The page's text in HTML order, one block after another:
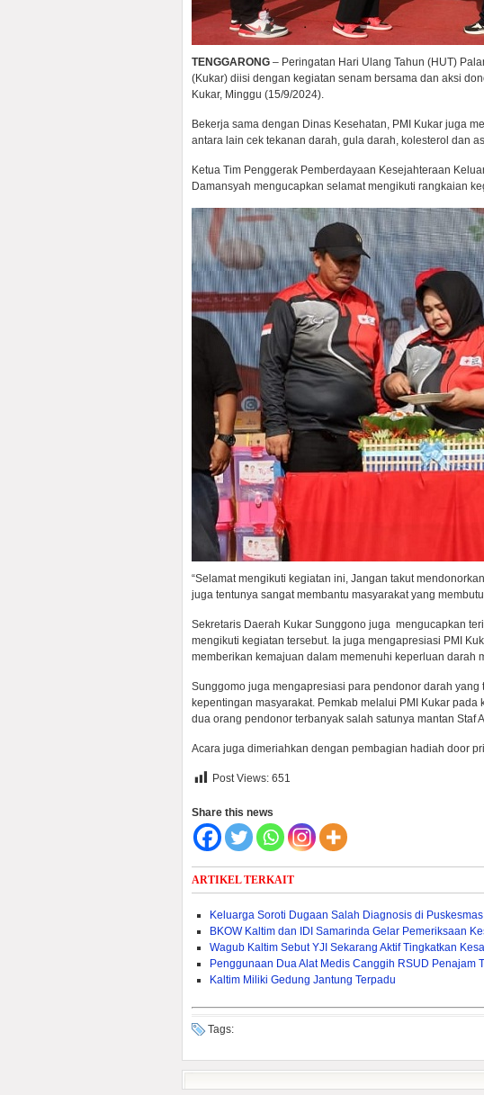
TENGGARONG – Peringatan Hari Ulang Tahun (HUT)
(Kukar) diisi dengan kegiatan senam bersama dan aksi
Kukar, Minggu (15/9/2024).
Bekerja sama dengan Dinas Kesehatan, PMI Kukar juga
antara lain cek tekanan darah, gula darah, kolesterol dan
Ketua Tim Penggerak Pemberdayaan Kesejahteraan
Damansyah mengucapkan selamat mengikuti rangkaian
“Selamat mengikuti kegiatan ini, Jangan takut
juga tentunya sangat membantu masyarakat yang
Sekretaris Daerah Kukar Sunggono juga mengucapkan
mengikuti kegiatan tersebut. Ia juga mengapresiasi PMI
memberikan kemajuan dalam memenuhi keperluan darah
Sunggomo juga mengapresiasi para pendonor darah
kepentingan masyarakat. Pemkab melalui PMI Kukar
dua orang pendonor terbanyak salah satunya mantan Staf
Acara juga dimeriahkan dengan pembagian hadiah door
Post Views: 651
Share this news
ARTIKEL TERKAIT
Keluarga Soroti Dugaan Salah Diagnosis di
BKOW Kaltim dan IDI Samarinda Gelar Pemeriksaan
Wagub Kaltim Sebut YJI Sekarang Aktif Tingkatkan
Penggunaan Dua Alat Medis Canggih RSUD Penajam
Kaltim Miliki Gedung Jantung Terpadu
Tags: